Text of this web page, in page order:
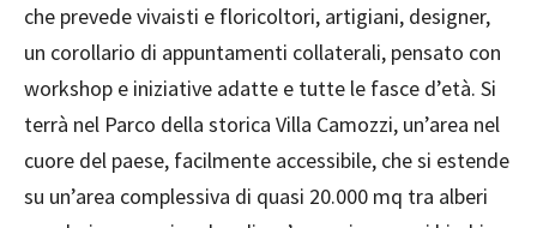
che prevede vivaisti e floricoltori, artigiani, designer,
un corollario di appuntamenti collaterali, pensato con
workshop e iniziative adatte e tutte le fasce d’età. Si
terrà nel Parco della storica Villa Camozzi, un’area nel
cuore del paese, facilmente accessibile, che si estende
su un’area complessiva di quasi 20.000 mq tra alberi